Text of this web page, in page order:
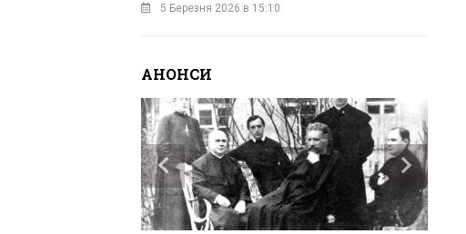
5 Березня 2026 в 15:10
АНОНСИ